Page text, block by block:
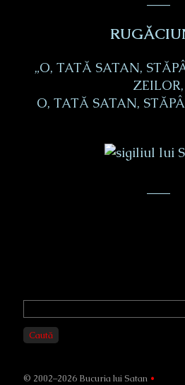
„O, TATĂ SATAN,
ZEILOR,
O, TATĂ SATAN,
Primary
Sidebar
Caută
© 2002–2026 Bucuria lui Satan •